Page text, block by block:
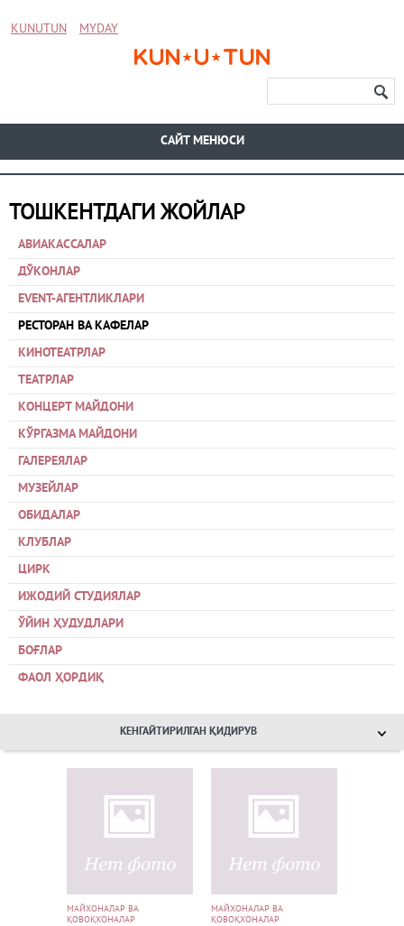
KUNUTUN MYDAY
CАЙТ МЕНЮСИ
ТОШКЕНТДАГИ ЖОЙЛАР
АВИАКАССАЛАР
ДЎКОНЛАР
EVENT-АГЕНТЛИКЛАРИ
РЕСТОРАН ВА КАФЕЛАР
КИНОТЕАТРЛАР
ТЕАТРЛАР
КОНЦЕРТ МАЙДОНИ
КЎРГАЗМА МАЙДОНИ
ГАЛЕРЕЯЛАР
МУЗЕЙЛАР
ОБИДАЛАР
КЛУБЛАР
ЦИРК
ИЖОДИЙ СТУДИЯЛАР
ЎЙИН ҲУДУДЛАРИ
БОҒЛАР
ФАОЛ ҲОРДИҚ
КЕНГАЙТИРИЛГАН ҚИДИРУВ
МАЙХОНАЛАР ВА
ҚОВОҚХОНАЛАР
МАЙХОНАЛАР ВА
ҚОВОҚХОНАЛАР